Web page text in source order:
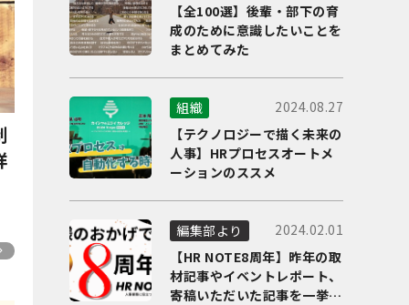
【全100選】後輩・部下の育
成のために意識したいことを
まとめてみた
組織
2024.08.27
【テクノロジーで描く未来の
人事】HRプロセスオートメ
ーションのススメ
編集部より
2024.02.01
【HR NOTE8周年】昨年の取
材記事やイベントレポート、
寄稿いただいた記事を一挙に